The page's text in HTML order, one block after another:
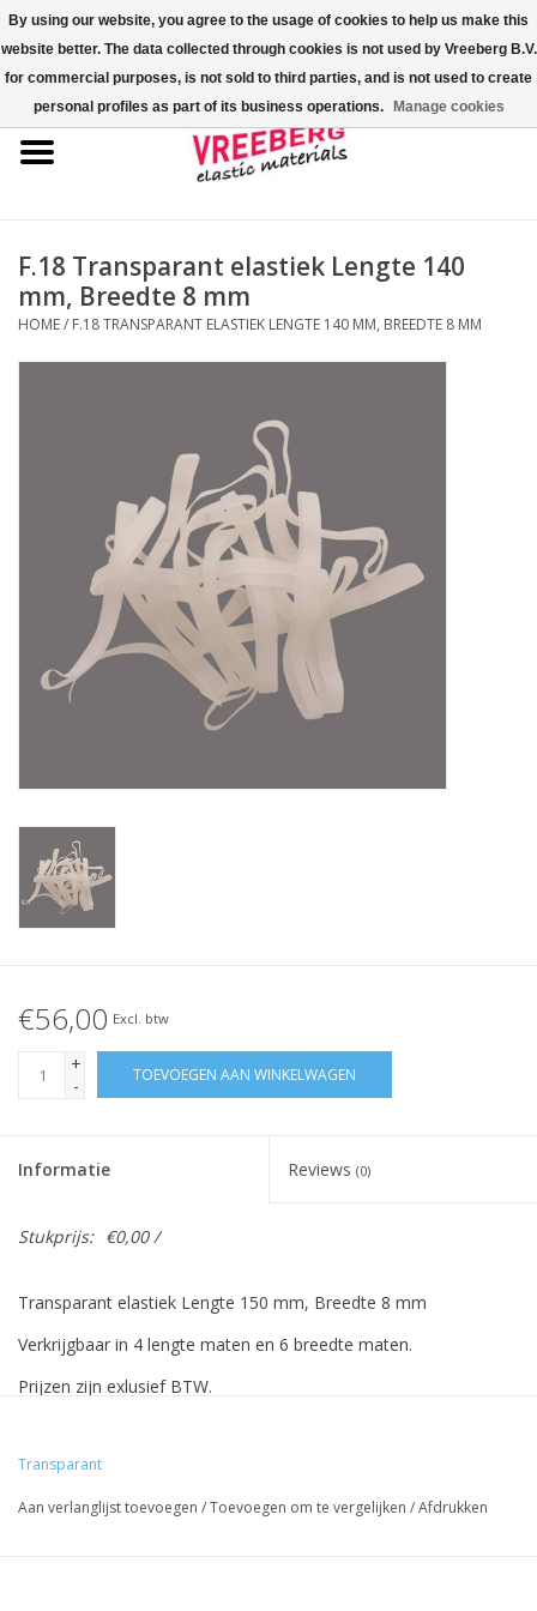
0 Artikelen - €0,00
Home
Gekleurde elastiekjes
Elastisch koord
Geknoopt elastiek
Zwarte elastiekjes aanbieding!
Witte elastiekjes aanbieding!
F.18 Transparant elastiek Lengte 140
mm, Breedte 8 mm
HOME/ F.18 TRANSPARANT ELASTIEK LENGTE 140 MM, BREEDTE 8 MM
€56,00 Excl. btw
+
-
TOEVOEGEN AAN WINKELWAGEN
Informatie Reviews (0)
Stukprijs: €0,00 /
Transparant elastiek Lengte 150 mm, Breedte 8 mm
Verkrijgbaar in 4 lengte maten en 6 breedte maten.
Prijzen zijn exlusief BTW.
Transparant
Aan verlanglijst toevoegen /Toevoegen om te vergelijken /Afdrukken
By using our website, you agree to the usage of cookies to help us make this
website better. The data collected through cookies is not used by Vreeberg B.V.
for commercial purposes, is not sold to third parties, and is not used to create
personal profiles as part of its business operations.
Manage cookies